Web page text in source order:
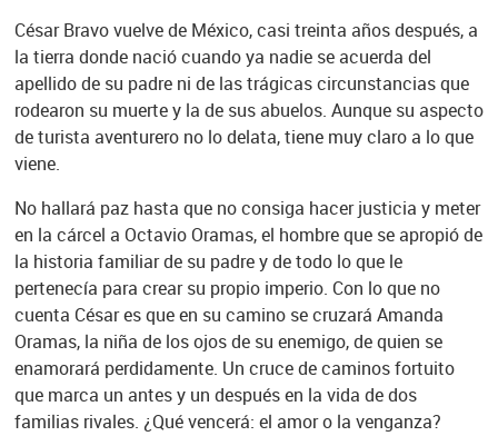
César Bravo vuelve de México, casi treinta años después, a
la tierra donde nació cuando ya nadie se acuerda del
apellido de su padre ni de las trágicas circunstancias que
rodearon su muerte y la de sus abuelos. Aunque su aspecto
de turista aventurero no lo delata, tiene muy claro a lo que
viene.
No hallará paz hasta que no consiga hacer justicia y meter
en la cárcel a Octavio Oramas, el hombre que se apropió de
la historia familiar de su padre y de todo lo que le
pertenecía para crear su propio imperio. Con lo que no
cuenta César es que en su camino se cruzará Amanda
Oramas, la niña de los ojos de su enemigo, de quien se
enamorará perdidamente. Un cruce de caminos fortuito
que marca un antes y un después en la vida de dos
familias rivales. ¿Qué vencerá: el amor o la venganza?